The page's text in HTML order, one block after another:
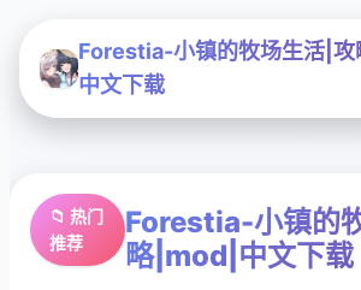
Forestia-小镇的牧场生活|攻
中文下载
📁 热门
推荐
Forestia-小镇的
略|mod|中文下载